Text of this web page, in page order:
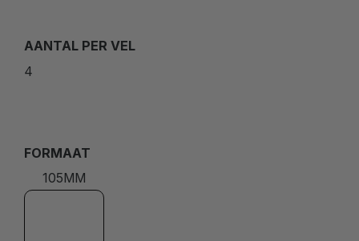
AANTAL PER VEL
4
FORMAAT
105MM